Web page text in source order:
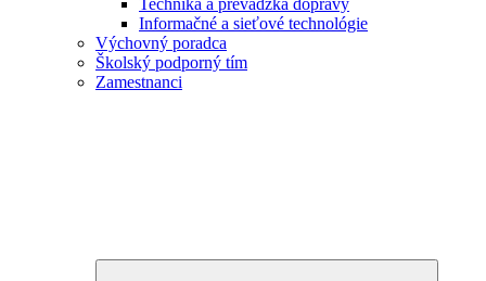
Technika a prevádzka dopravy
Informačné a sieťové technológie
Výchovný poradca
Školský podporný tím
Zamestnanci